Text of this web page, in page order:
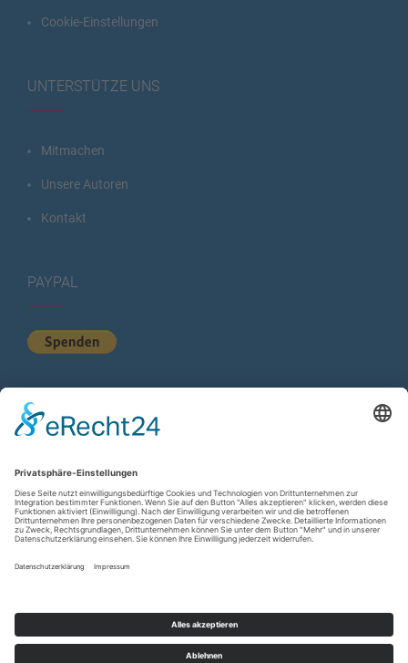
Cookie-Einstellungen
UNTERSTÜTZE UNS
Mitmachen
Unsere Autoren
Kontakt
PAYPAL
KURZSTATISTIK
Total Views:615.241
Besucher gesamt:225.319
Gesamt Beiträge: